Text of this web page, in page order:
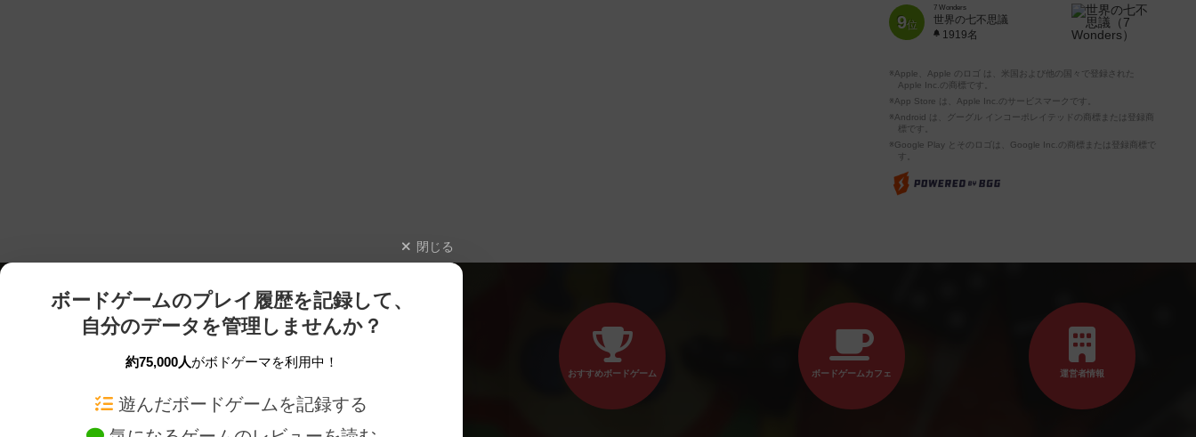
9位
7 Wonders
世界の七不思議
1919名
※Apple、Apple のロゴ は、米国および他の国々で登録された
Apple Inc.の商標です。
※App Store は、Apple Inc.のサービスマークです。
※Android は、グーグル インコーポレイテッドの商標または登録商
標です。
※Google Play とそのロゴは、Google Inc.の商標または登録商標で
す。
閉じる
ボードゲームのプレイ履歴を記録して、
自分のデータを管理しませんか？
約75,000人がボドゲーマを利用中！
遊んだボードゲームを記録する
おすすめボードゲーム ボードゲームカフェ 運営者情報